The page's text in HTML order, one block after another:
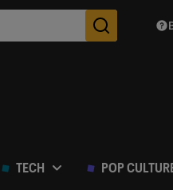
Des
TECH POP